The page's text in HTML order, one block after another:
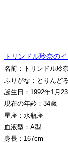
トリンドル玲奈の
名前：トリンドル玲
ふりがな：とりんど
誕生日：1992年1月23
現在の年齢：34歳
星座：水瓶座
血液型：A型
身長：167cm